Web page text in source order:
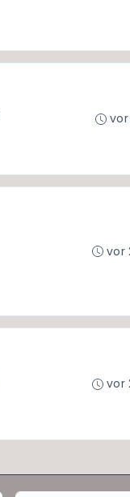
vor
vor
vor